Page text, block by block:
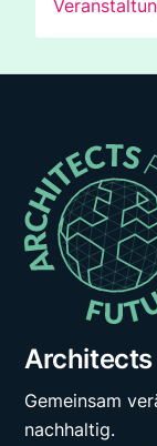
Gemeinsam
nachhaltig.